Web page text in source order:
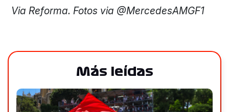
Via Reforma. Fotos via @MercedesAMGF1
Más leídas